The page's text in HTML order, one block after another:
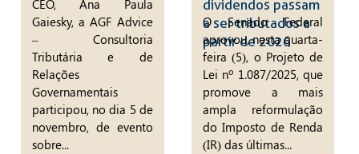
CEO, Ana Paula
Gaiesky, a AGF Advice
– Consultoria
Tributária e de
Relações
Governamentais
participou, no dia 5 de
novembro, de evento
sobre...
dividendos passam
a ser tributados a
partir de 2026
O Senado Federal
aprovou, nesta quarta-
feira (5), o Projeto de
Lei nº 1.087/2025, que
promove a mais
ampla reformulação
do Imposto de Renda
(IR) das últimas...